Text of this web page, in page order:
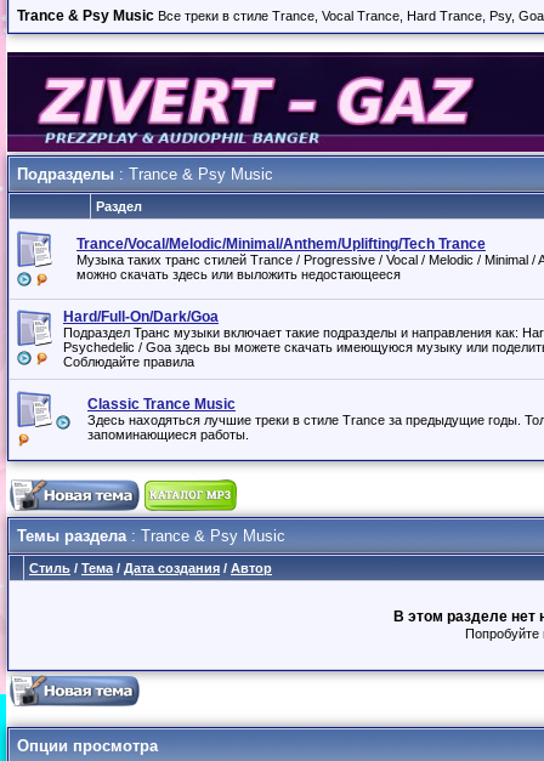
Trance & Psy Music Все треки в стиле Trance, Vocal Trance, Hard Trance, Psy,
Подразделы : Trance & Psy Music
Раздел
Trance/Vocal/Melodic/Minimal/Anthem/Uplifting/Tech Trance
Музыка таких транс стилей Trance / Progressive / Vocal / Melodic / Minimal /
можно скачать здесь или выложить недостающееся
Hard/Full-On/Dark/Goa
Подраздел Транс музыки включает такие подразделы и направления как:
Psychedelic / Goa здесь вы можете скачать имеющуюся музыку или
Соблюдайте правила
Classic Trance Music
Здесь находяться лучшие треки в стиле Trance за предыдущие годы.
запоминающиеся работы.
Темы раздела : Trance & Psy Music
Стиль / Тема / Дата создания / Автор
В этом разделе нет
Попробуйте
Опции просмотра